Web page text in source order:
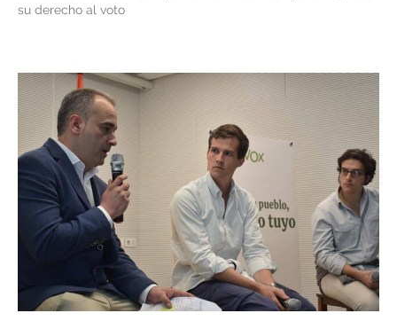
su derecho al voto